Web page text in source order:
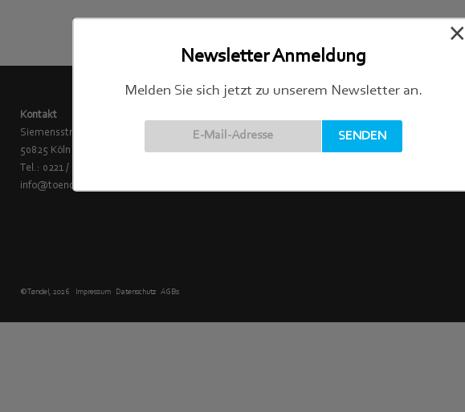
Kontakt
Siemensstraße 9
50825 Köln
Tel.: 0221 / 16 99 61 31
info@toendel.de
Pakete ab Warenwert € 60,- frei
Zahlung mit Paypal & Vorkasse möglich
© Tøndel, 2026 Impressum Datenschutz AGBs
Newsletter Anmeldung
Melden Sie sich jetzt zu unserem Newsletter an.
×